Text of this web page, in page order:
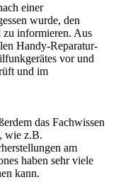
einer
wurde, den
zu informieren. Aus
Handy-Reparatur-
vor und
und im
das Fachwissen
wie z.B.
am
haben sehr viele
kann.